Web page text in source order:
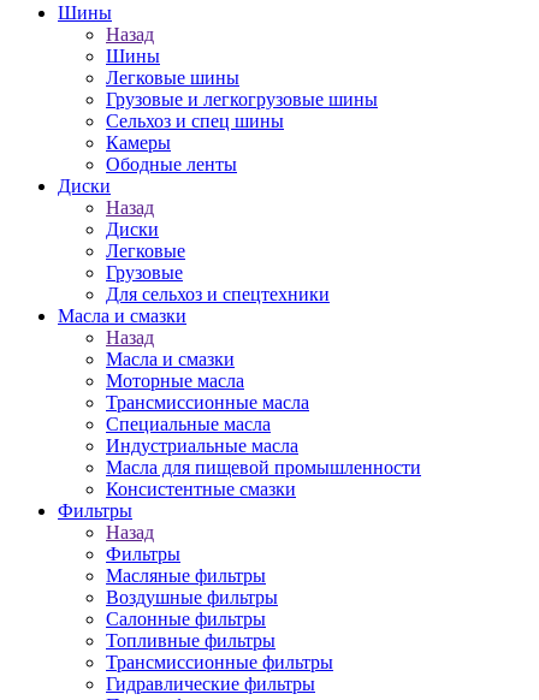
Шины
Назад
Шины
Легковые шины
Грузовые и легкогрузовые шины
Сельхоз и спец шины
Камеры
Ободные ленты
Диски
Назад
Диски
Легковые
Грузовые
Для сельхоз и спецтехники
Масла и смазки
Назад
Масла и смазки
Моторные масла
Трансмиссионные масла
Специальные масла
Индустриальные масла
Масла для пищевой промышленности
Консистентные смазки
Фильтры
Назад
Фильтры
Масляные фильтры
Воздушные фильтры
Салонные фильтры
Топливные фильтры
Трансмиссионные фильтры
Гидравлические фильтры